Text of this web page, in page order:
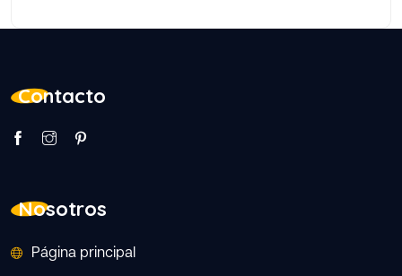
Contacto
Nosotros
Página principal